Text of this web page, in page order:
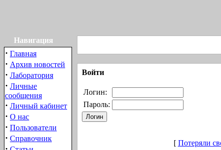
Навигация
· Главная
· Архив новостей
· Лаборатория
· Личные
сообщения
· Личный кабинет
· О нас
· Пользователи
· Справочник
Войти
Логин:
Пароль:
[ Потеряли